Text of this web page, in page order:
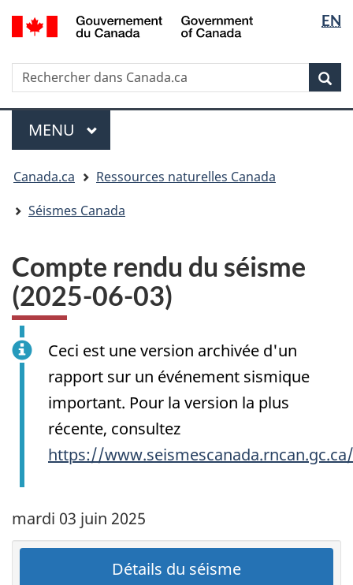
Passer
au
principal
Passer
à
sujet
du
gouvernement »
Passer
à
version
HTML
simplifiée
la
langue
EN
Rechercher
Rechercher
dans
Canada.ca
Menu
MENU PRINCIPAL
êtes
ici
Canada.ca
Ressources naturelles Canada
Séismes Canada
Compte rendu du séisme
(2025-06-03)
Ceci est une version archivée d'un
rapport sur un événement sismique
important. Pour la version la plus
récente, consultez
https://
mardi 03 juin 2025
Détails du séisme